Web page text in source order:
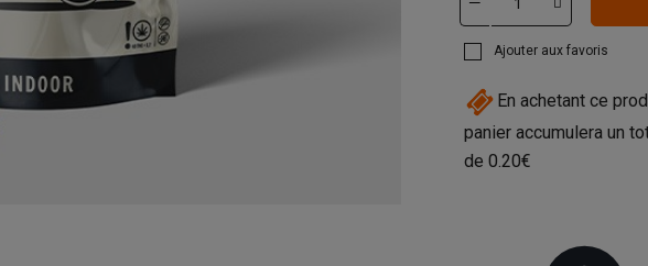
Ajouter aux favoris
En achetant ce
panier accumulera un
de 0.20€